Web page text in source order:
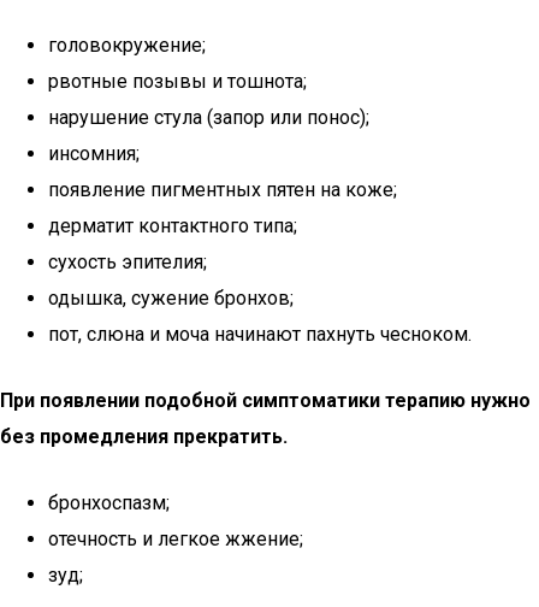
головокружение;
рвотные позывы и тошнота;
нарушение стула (запор или понос);
инсомния;
появление пигментных пятен на коже;
дерматит контактного типа;
сухость эпителия;
одышка, сужение бронхов;
пот, слюна и моча начинают пахнуть чесноком.
При появлении подобной симптоматики терапию нужно
без промедления прекратить.
бронхоспазм;
отечность и легкое жжение;
зуд;